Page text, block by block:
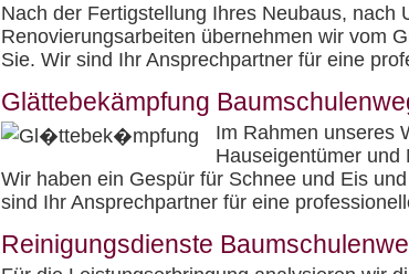
Nach der Fertigstellung Ihres Neubaus, nach
Renovierungsarbeiten übernehmen wir vom
Sie. Wir sind Ihr Ansprechpartner für eine
Glättebekämpfung
Im Rahmen unseres
Hauseigentümer und
Wir haben ein Gespür für Schnee und Eis
sind Ihr Ansprechpartner für eine
Reinigungsdienste